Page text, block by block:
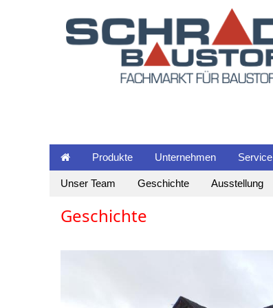
Produkte Unternehmen Service
Unser Team Geschichte Ausstellung
Geschichte